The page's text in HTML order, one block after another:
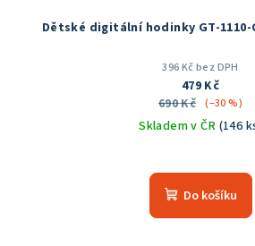
Dětské digitální hodinky GT-1110-
396 Kč bez DPH
479 Kč
690 Kč (–30 %)
Skladem v ČR (146
hodnocení
produktu
Do košíku